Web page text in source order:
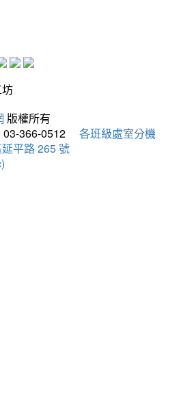
版權所有
03-366-0512
各班級處室分機
平路 265 號